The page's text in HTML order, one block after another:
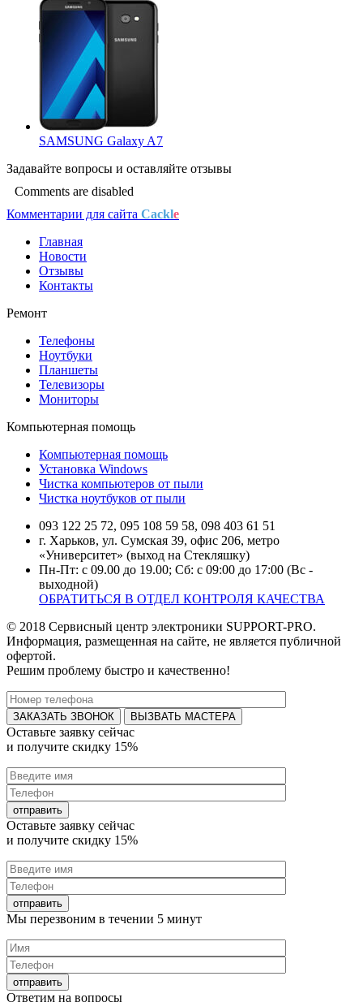
SAMSUNG Galaxy A7
Задавайте вопросы и оставляйте отзывы
Comments are disabled
Комментарии для сайта Cackle
Главная
Новости
Отзывы
Контакты
Ремонт
Телефоны
Ноутбуки
Планшеты
Телевизоры
Мониторы
Компьютерная помощь
Компьютерная помощь
Установка Windows
Чистка компьютеров от пыли
Чистка ноутбуков от пыли
093 122 25 72, 095 108 59 58, 098 403 61 51
г. Харьков, ул. Сумская 39, офис 206, метро
«Университет» (выход на Стекляшку)
Пн-Пт: с 09.00 до 19.00; Сб: с 09:00 до 17:00 (Вс -
выходной)
ОБРАТИТЬСЯ В ОТДЕЛ КОНТРОЛЯ КАЧЕСТВА
© 2018 Сервисный центр электроники SUPPORT-PRO.
Информация, размещенная на сайте, не является публичной
офертой.
Решим проблему быстро и качественно!
ВЫЗВАТЬ МАСТЕРА
Оставьте заявку сейчас
и получите скидку 15%
Оставьте заявку сейчас
и получите скидку 15%
Мы перезвоним в течении 5 минут
Ответим на вопросы